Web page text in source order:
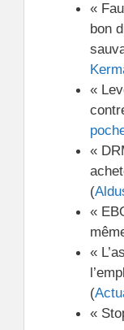
«
bon
«
«
(
«
«
(
«